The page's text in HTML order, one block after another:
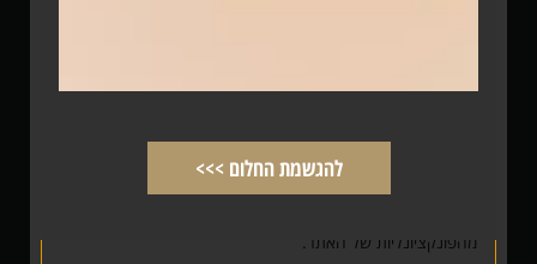
להבין את התנהגות הגולשים ולשפר את האתר. המידע הנאסף
הפרטיות שלה. מידע זה אינו מזהה אותך באופן אישי.
מהפונקציונליות של האתר.
להגשמת החלום >>>